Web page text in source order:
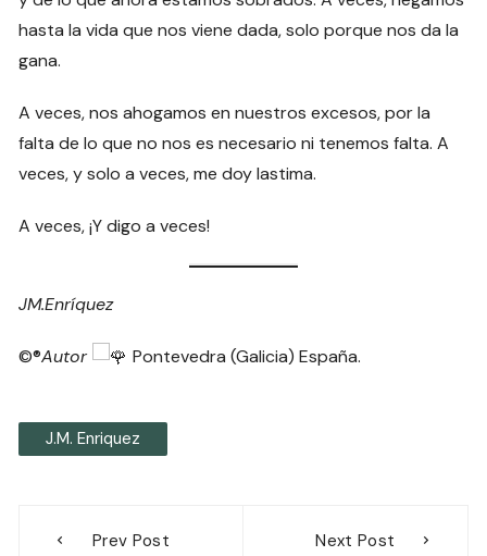
hasta la vida que nos viene dada, solo porque nos da la
gana.
A veces, nos ahogamos en nuestros excesos, por la
falta de lo que no nos es necesario ni tenemos falta. A
veces, y solo a veces, me doy lastima.
A veces, ¡Y digo a veces!
JM.Enríquez
©®Autor Pontevedra (Galicia) España.
J.M. Enriquez
Prev Post Next Post